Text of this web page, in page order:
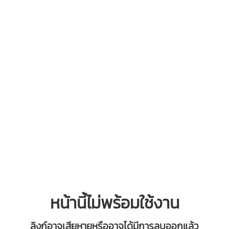
หน้านี้ไม่พร้อมใช้งาน
ลิงก์อาจเสียหายหรืออาจได้มีการลบออกแล้ว